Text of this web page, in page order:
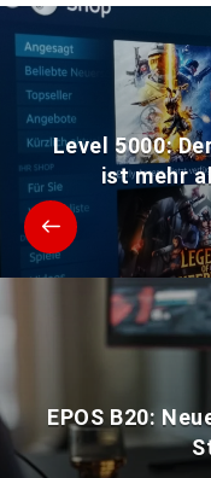
Level 5000:
ist mehr
EPOS B20: